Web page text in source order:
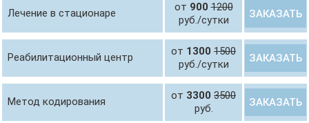
Лечение в стационаре от 9001200
руб./сутки
ЗАКАЗАТЬ
Реабилитационный центр от 1300 1500
руб./сутки
ЗАКАЗАТЬ
Метод кодирования от 3300 3500
руб.
ЗАКАЗАТЬ